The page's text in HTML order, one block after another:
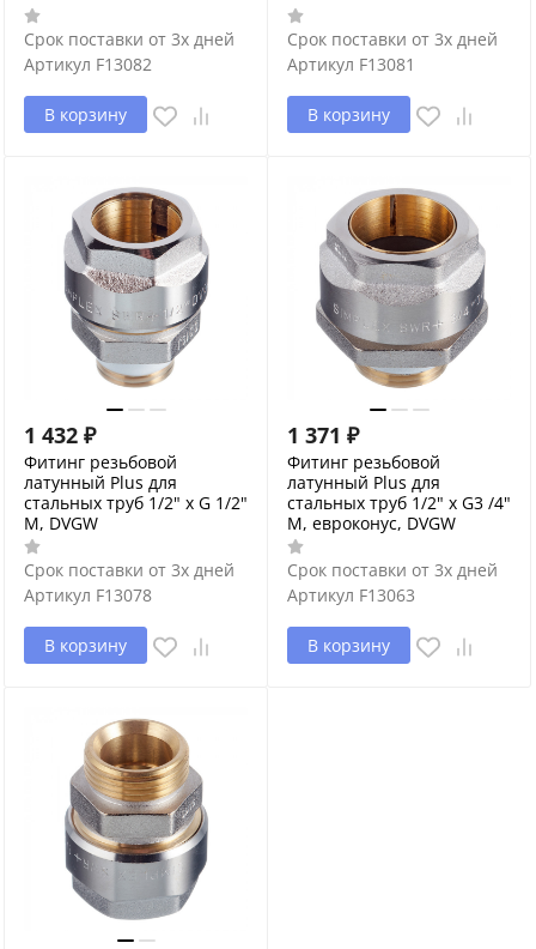
Срок поставки от 3х дней
Артикул F13082
В корзину
Срок поставки от 3х дней
Артикул F13081
В корзину
1 432 ₽
Фитинг резьбовой
латунный Plus для
стальных труб 1/2" х G 1/2"
M, DVGW
Срок поставки от 3х дней
Артикул F13078
В корзину
1 371 ₽
Фитинг резьбовой
латунный Plus для
стальных труб 1/2" х G3 /4"
M, евроконус, DVGW
Срок поставки от 3х дней
Артикул F13063
В корзину